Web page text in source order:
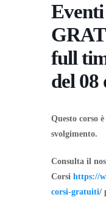
full
del 08
Questo corso
svolgimento.
Consulta il
Corsi https://
corsi-gratuiti/